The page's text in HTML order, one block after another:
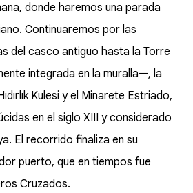
donde haremos una parada
Continuaremos por las
del casco antiguo hasta la Torre
integrada en la muralla—, la
Kulesi y el Minarete Estriado,
en el siglo XIII y considerado
El recorrido finaliza en su
puerto, que en tiempos fue
Cruzados.